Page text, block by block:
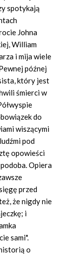
spotykają
Johna
William
i mija wiele
późnej
który jest
śmierci w
do
wiszącymi
pod
opowieści
Opiera
przed
że nigdy nie
i
sami".
o